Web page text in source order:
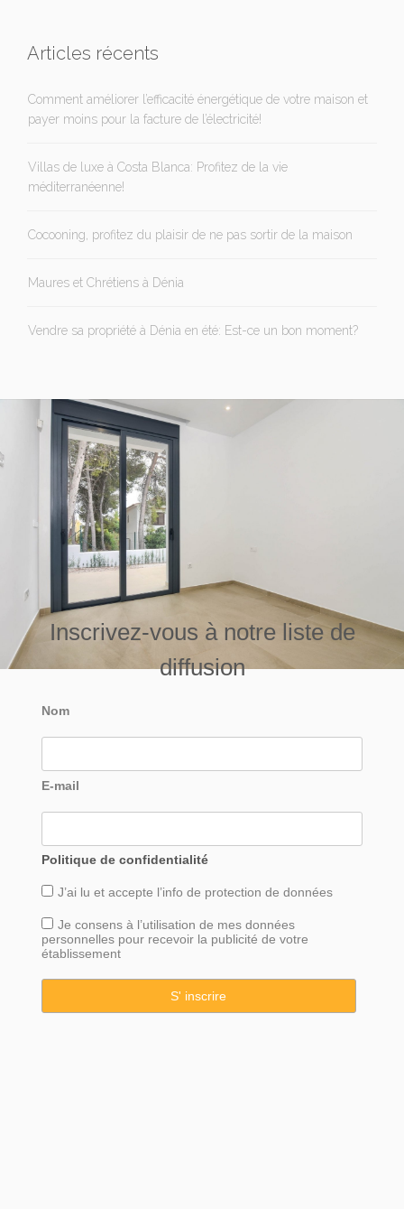
Articles récents
Comment améliorer l’efficacité énergétique de votre maison et
payer moins pour la facture de l’électricité!
Villas de luxe à Costa Blanca: Profitez de la vie
méditerranéenne!
Cocooning, profitez du plaisir de ne pas sortir de la maison
Maures et Chrétiens à Dénia
Vendre sa propriété à Dénia en été: Est-ce un bon moment?
Inscrivez-vous à notre liste de
diffusion
Nom
E-mail
Politique de confidentialité
J’ai lu et accepte l’info de protection de données
Je consens à l’utilisation de mes données
personnelles pour recevoir la publicité de votre
établissement